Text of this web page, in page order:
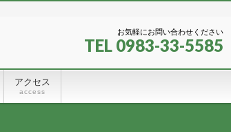
お気軽にお問い合わせください
TEL 0983-33-5585
アクセス
access